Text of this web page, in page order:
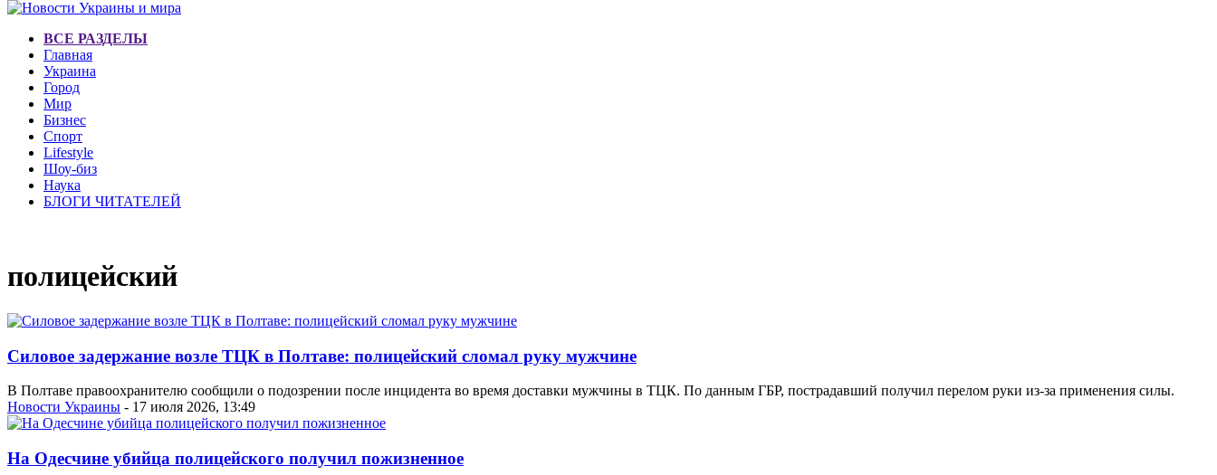
ВСЕ РАЗДЕЛЫ
Главная
Украина
Город
Мир
Бизнес
Спорт
Lifestyle
Шоу-биз
Наука
БЛОГИ ЧИТАТЕЛЕЙ
полицейский
Силовое задержание возле ТЦК в Полтаве: полицейский сломал руку мужчине
В Полтаве правоохранителю сообщили о подозрении после инцидента во время доставки мужчины в ТЦК. По данным ГБР, пострадавший получил перелом руки из-за применения силы.
Новости Украины - 17 июля 2026, 13:49
На Одесчине убийца полицейского получил пожизненное